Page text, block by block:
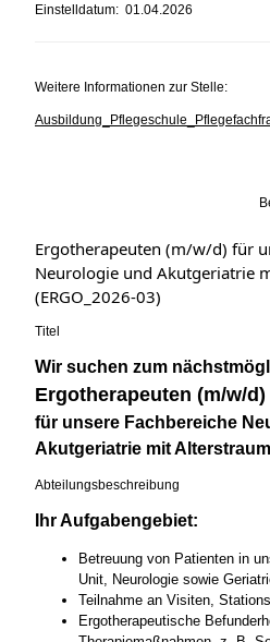
Einstelldatum: 01.04.2026
Weitere Informationen zur Stelle:
Ergotherapeuten (m/w/d) für
Neurologie und Akutgeriatrie
(ERGO_2026-03)
Titel
Wir suchen zum
Ergotherapeuten (m/w/d)
für unsere Fachbereiche
Akutgeriatrie mit
Abteilungsbeschreibung
Ihr Aufgabengebiet:
Betreuung von Patienten in
Unit, Neurologie sowie
Teilnahme an Visiten,
Ergotherapeutische